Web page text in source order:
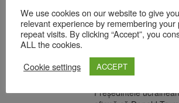
Ucraina ar putea
de Zelenski după
Președintele
We use cookies on our website to give
relevant experience by remembering
repeat visits. By clicking “Accept”, you
ALL the cookies.
Cookie settings
ACCEPT